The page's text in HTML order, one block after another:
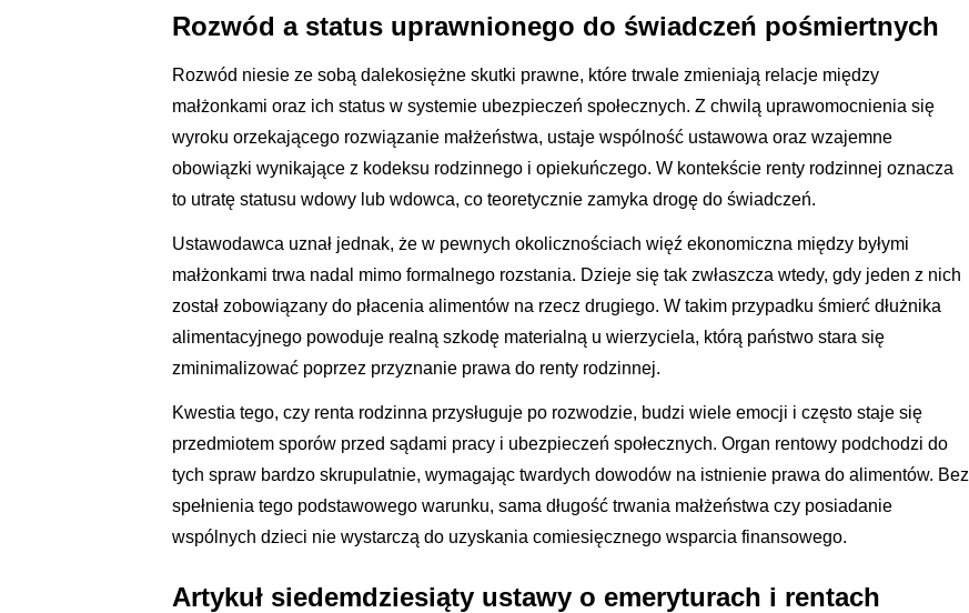
Rozwód a status uprawnionego do świadczeń pośmiertnych
Rozwód niesie ze sobą dalekosiężne skutki prawne, które trwale zmieniają relacje między
małżonkami oraz ich status w systemie ubezpieczeń społecznych. Z chwilą uprawomocnienia się
wyroku orzekającego rozwiązanie małżeństwa, ustaje wspólność ustawowa oraz wzajemne
obowiązki wynikające z kodeksu rodzinnego i opiekuńczego. W kontekście renty rodzinnej oznacza
to utratę statusu wdowy lub wdowca, co teoretycznie zamyka drogę do świadczeń.
Ustawodawca uznał jednak, że w pewnych okolicznościach więź ekonomiczna między byłymi
małżonkami trwa nadal mimo formalnego rozstania. Dzieje się tak zwłaszcza wtedy, gdy jeden z nich
został zobowiązany do płacenia alimentów na rzecz drugiego. W takim przypadku śmierć dłużnika
alimentacyjnego powoduje realną szkodę materialną u wierzyciela, którą państwo stara się
zminimalizować poprzez przyznanie prawa do renty rodzinnej.
Kwestia tego, czy renta rodzinna przysługuje po rozwodzie, budzi wiele emocji i często staje się
przedmiotem sporów przed sądami pracy i ubezpieczeń społecznych. Organ rentowy podchodzi do
tych spraw bardzo skrupulatnie, wymagając twardych dowodów na istnienie prawa do alimentów. Bez
spełnienia tego podstawowego warunku, sama długość trwania małżeństwa czy posiadanie
wspólnych dzieci nie wystarczą do uzyskania comiesięcznego wsparcia finansowego.
Artykuł siedemdziesiąty ustawy o emeryturach i rentach